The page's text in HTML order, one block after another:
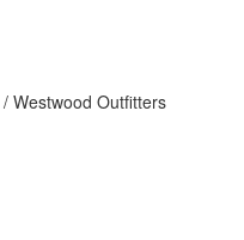
Westwood Outfitters